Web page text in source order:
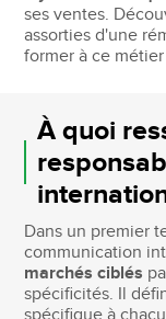
ses ventes.
assorties d'une
former à ce
À quoi
Dans un premier
communication
marchés ciblés
spécificités. Il